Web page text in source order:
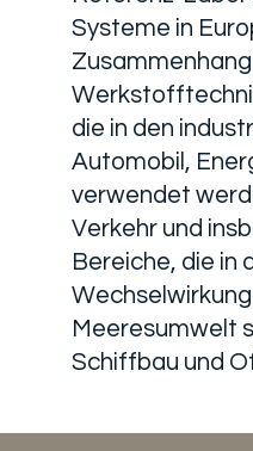
Systeme in
die in den
Automobil,
verwendet
Verkehr und
Bereiche, die in
Meeresumwelt
Schiffbau und